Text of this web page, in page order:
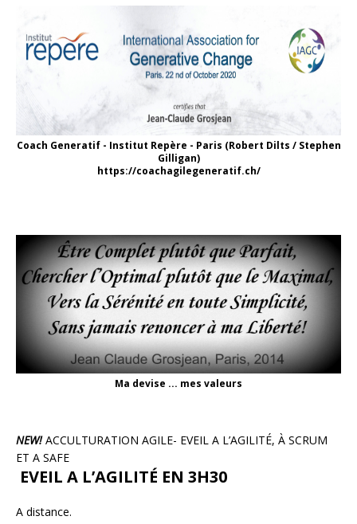
Coach Generatif - Institut Repère - Paris (Robert Dilts / Stephen
Gilligan)
https://coachagilegeneratif.ch/
Ma devise ... mes valeurs
NEW!ACCULTURATION AGILE- EVEIL A L’AGILITÉ, À SCRUM
ET A SAFE
EVEIL A L’AGILITÉ EN 3H30
A distance.